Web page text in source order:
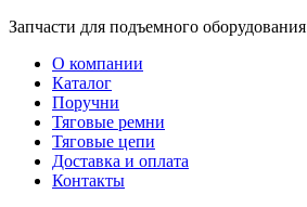
Перейти
содержимому
Запчасти для подъемного оборудования
О компании
Каталог
Поручни
Тяговые ремни
Тяговые цепи
Доставка и оплата
Контакты